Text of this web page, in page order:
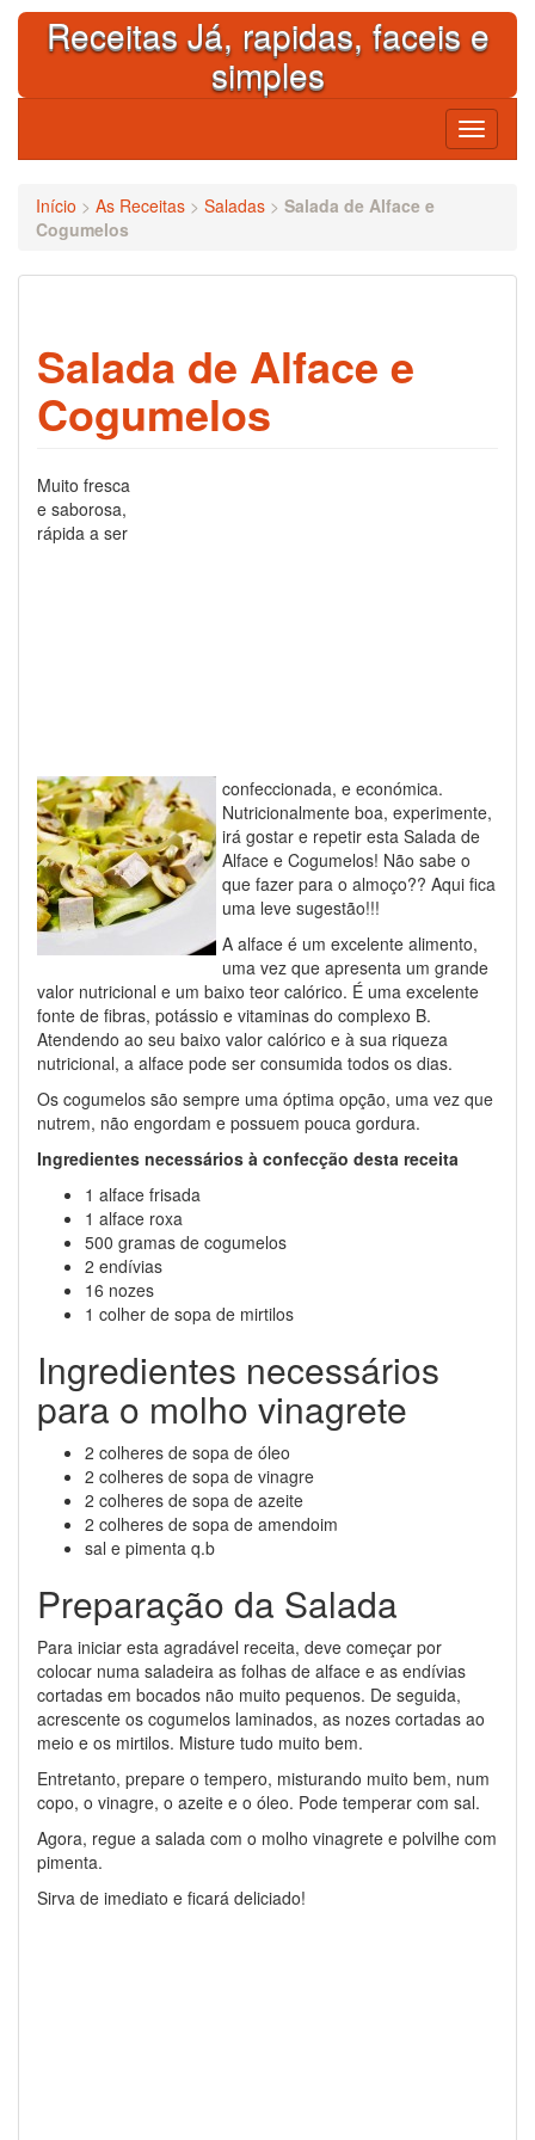
Skip
contentReceitas Já, rapidas, faceis e
simples
Toggle
Início > As Receitas > Saladas > Salada de Alface e
Cogumelos
Salada de Alface e
Cogumelos
Muito fresca
e saborosa,
rápida a ser
confeccionada, e económica.
Nutricionalmente boa, experimente,
irá gostar e repetir esta Salada de
Alface e Cogumelos! Não sabe o
que fazer para o almoço?? Aqui fica
uma leve sugestão!!!
A alface é um excelente alimento,
uma vez que apresenta um grande
valor nutricional e um baixo teor calórico. É uma excelente
fonte de fibras, potássio e vitaminas do complexo B.
Atendendo ao seu baixo valor calórico e à sua riqueza
nutricional, a alface pode ser consumida todos os dias.
Os cogumelos são sempre uma óptima opção, uma vez que
nutrem, não engordam e possuem pouca gordura.
Ingredientes necessários à confecção desta receita
1 alface frisada
1 alface roxa
500 gramas de cogumelos
2 endívias
16 nozes
1 colher de sopa de mirtilos
Ingredientes necessários
para o molho vinagrete
2 colheres de sopa de óleo
2 colheres de sopa de vinagre
2 colheres de sopa de azeite
2 colheres de sopa de amendoim
sal e pimenta q.b
Preparação da Salada
Para iniciar esta agradável receita, deve começar por
colocar numa saladeira as folhas de alface e as endívias
cortadas em bocados não muito pequenos. De seguida,
acrescente os cogumelos laminados, as nozes cortadas ao
meio e os mirtilos. Misture tudo muito bem.
Entretanto, prepare o tempero, misturando muito bem, num
copo, o vinagre, o azeite e o óleo. Pode temperar com sal.
Agora, regue a salada com o molho vinagrete e polvilhe com
pimenta.
Sirva de imediato e ficará deliciado!